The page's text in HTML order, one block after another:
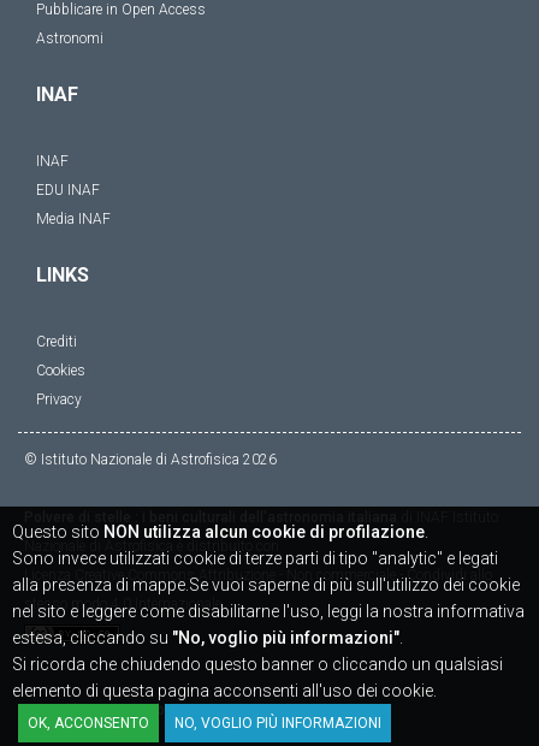
Pubblicare in Open Access
Astronomi
INAF
INAF
EDU INAF
Media INAF
LINKS
Crediti
Cookies
Privacy
© Istituto Nazionale di Astrofisica 2026
Licenza
Creative Commons Attribuzione - Non commerciale - Condividi allo
stesso modo 4.0 Internazionale
Questo sito NON utilizza alcun cookie di profilazione
Sono invece utilizzati cookie di terze parti di tipo "analytic" e legati
alla presenza di mappe.Se vuoi saperne di più sull'utilizzo dei cookie
nel sito e leggere come disabilitarne l'uso, leggi la nostra informativa
estesa, cliccando su "No, voglio più informazioni"
Si ricorda che chiudendo questo banner o cliccando un qualsiasi
elemento di questa pagina acconsenti all'uso dei cookie.
OK, ACCONSENTO NO, VOGLIO PIÙ INFORMAZIONI